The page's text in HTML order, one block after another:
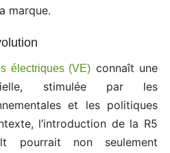
marque.
électriques (VE) connaît une
stimulée par les
et les politiques
l’introduction de la R5
pourrait non seulement